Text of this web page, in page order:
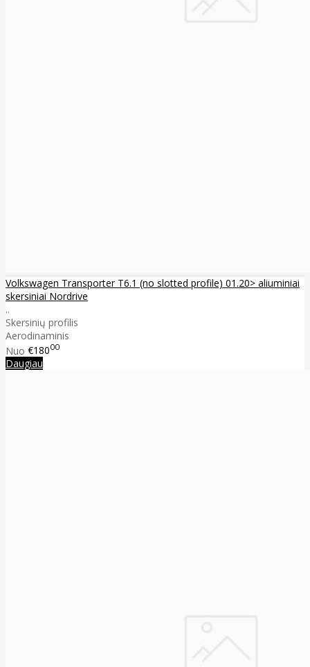
Volkswagen Transporter T6.1 (no slotted profile) 01.20> aliuminiai
skersiniai Nordrive
..
Skersinių profilis
Aerodinaminis
Nuo €18000
Daugiau